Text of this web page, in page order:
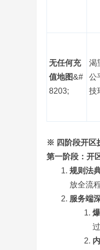
无任何充
值地图&#
8203;
渴
公
技
※ 四阶段开区
第一阶段：开
规则法
放全流
服务端